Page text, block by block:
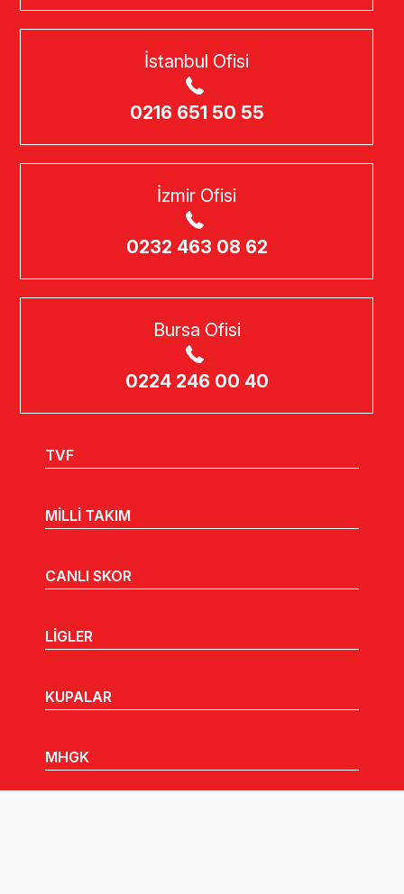
İstanbul Ofisi
0216 651 50 55
İzmir Ofisi
0232 463 08 62
Bursa Ofisi
0224 246 00 40
TVF
MİLLİ TAKIM
CANLI SKOR
LİGLER
KUPALAR
MHGK